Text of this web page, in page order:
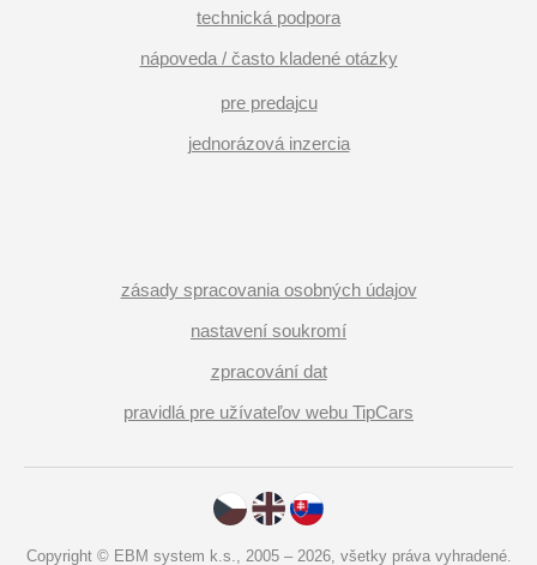
technická podpora
nápoveda / často kladené otázky
pre predajcu
jednorázová inzercia
zásady spracovania osobných údajov
nastavení soukromí
zpracování dat
pravidlá pre užívateľov webu TipCars
Copyright © EBM system k.s., 2005 – 2026, všetky práva vyhradené.